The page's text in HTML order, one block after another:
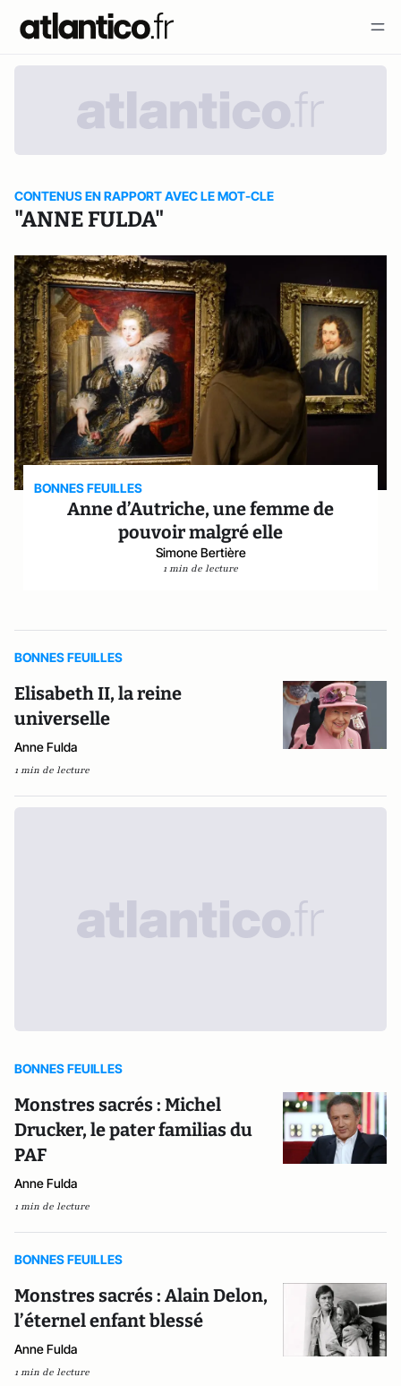
CONTENUS EN RAPPORT AVEC LE MOT-CLE
"ANNE FULDA"
BONNES FEUILLES
Anne d’Autriche, une femme de
pouvoir malgré elle
Simone Bertière
1 min de lecture
BONNES FEUILLES
Elisabeth II, la reine
universelle
Anne Fulda
1 min de lecture
BONNES FEUILLES
Monstres sacrés : Michel
Drucker, le pater familias du
PAF
Anne Fulda
1 min de lecture
BONNES FEUILLES
Monstres sacrés : Alain Delon,
l’éternel enfant blessé
Anne Fulda
1 min de lecture